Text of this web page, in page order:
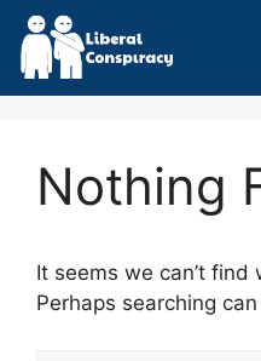
Skip
content
Nothing
It seems we can’t find
Perhaps searching